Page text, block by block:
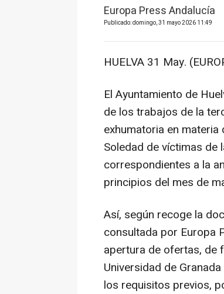
Europa Press Andalucía
Publicado: domingo, 31 mayo 2026 11:49
HUELVA 31 May.
El Ayuntamiento de
de los trabajos de la
exhumatoria en
Soledad de víctimas de
correspondientes a la
principios del mes de
Así, según recoge la
consultada por Europa
apertura de ofertas, de
Universidad de
los requisitos previos,